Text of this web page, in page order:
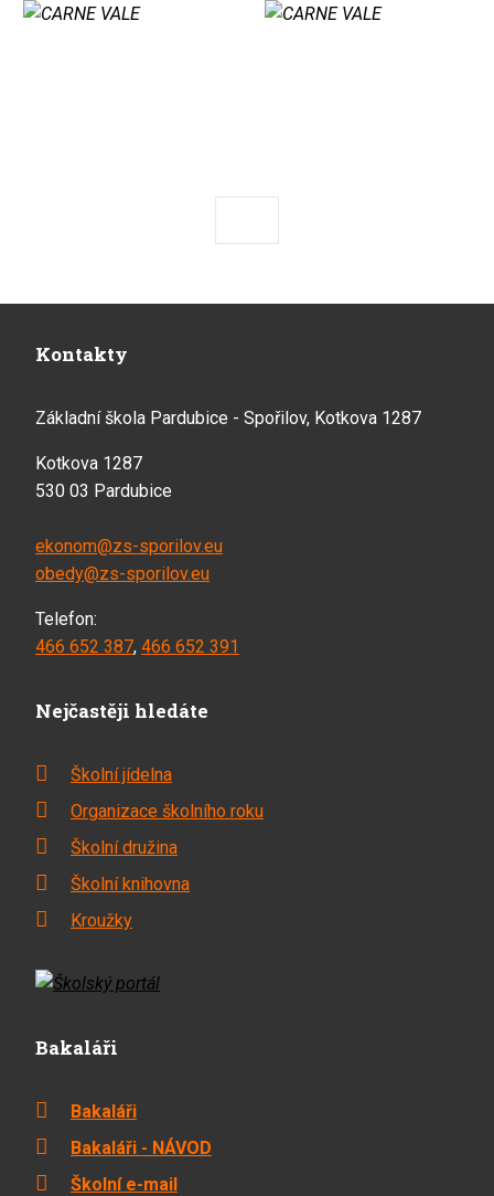
Kontakty
Základní škola Pardubice - Spořilov, Kotkova 1287
Kotkova 1287
530 03 Pardubice
ekonom@zs-sporilov.eu
obedy@zs-sporilov.eu
Telefon:
466 652 387, 466 652 391
Nejčastěji hledáte
Školní jídelna
Organizace školního roku
Školní družina
Školní knihovna
Kroužky
Bakaláři
Bakaláři
Bakaláři - NÁVOD
Školní e-mail